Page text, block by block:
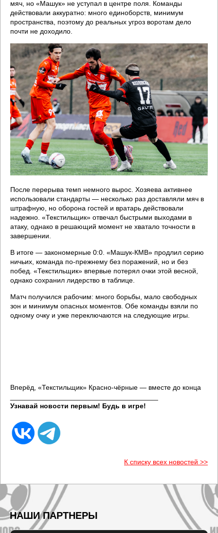
мяч, но «Машук» не уступал в центре поля. Команды
действовали аккуратно: много единоборств, минимум
пространства, поэтому до реальных угроз воротам дело
почти не доходило.
После перерыва темп немного вырос. Хозяева активнее
использовали стандарты — несколько раз доставляли мяч в
штрафную, но оборона гостей и вратарь действовали
надежно. «Текстильщик» отвечал быстрыми выходами в
атаку, однако в решающий момент не хватало точности в
завершении.
В итоге — закономерные 0:0. «Машук-КМВ» продлил серию
ничьих, команда по-прежнему без поражений, но и без
побед. «Текстильщик» впервые потерял очки этой весной,
однако сохранил лидерство в таблице.
Матч получился рабочим: много борьбы, мало свободных
зон и минимум опасных моментов. Обе команды взяли по
одному очку и уже переключаются на следующие игры.
Вперёд, «Текстильщик» Красно-чёрные — вместе до конца
Узнавай новости первым! Будь в игре!
К списку всех новостей >>
НАШИ ПАРТНЕРЫ